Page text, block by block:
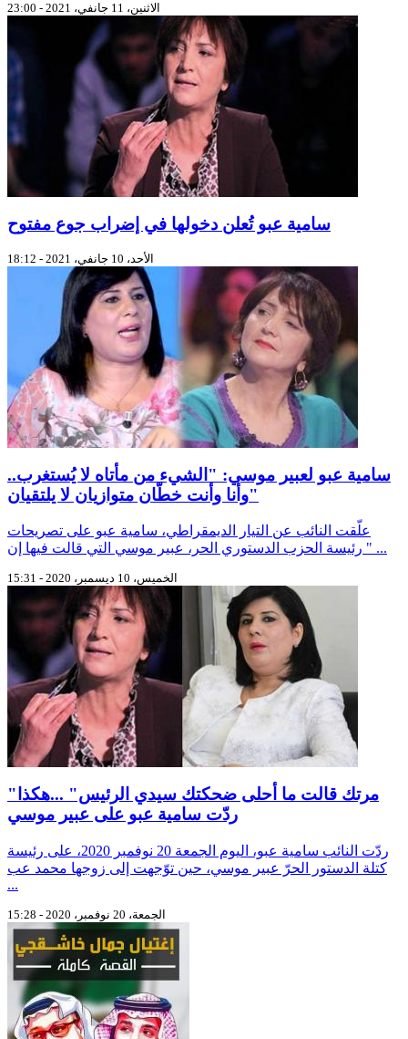
الاثنين، 11 جانفي، 2021 - 23:00
سامية عبو تُعلن دخولها في إضراب جوع مفتوح
الأحد، 10 جانفي، 2021 - 18:12
سامية عبو لعبير موسي: "الشيء من مأتاه لا يُستغرب..
وأنا وأنت خطّان متوازيان لا يلتقيان"
علّقت النائب عن التيار الديمقراطي، سامية عبو على تصريحات
رئيسة الحزب الدستوري الحر، عبير موسي التي قالت فيها إن " ...
الخميس، 10 ديسمبر، 2020 - 15:31
"مرتك قالت ما أحلى ضحكتك سيدي الرئيس" ...هكذا
ردّت سامية عبو على عبير موسي
ردّت النائب سامية عبو، اليوم الجمعة 20 نوفمبر 2020، على رئيسة
كتلة الدستور الحرّ عبير موسي، حين توّجهت إلى زوجها محمد عب
...
الجمعة، 20 نوفمبر، 2020 - 15:28